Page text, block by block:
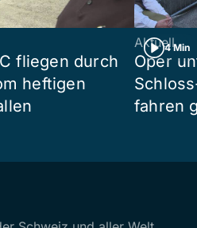
fliegen durch
heftigen
4 Min
Aktuell
Oper
fahren